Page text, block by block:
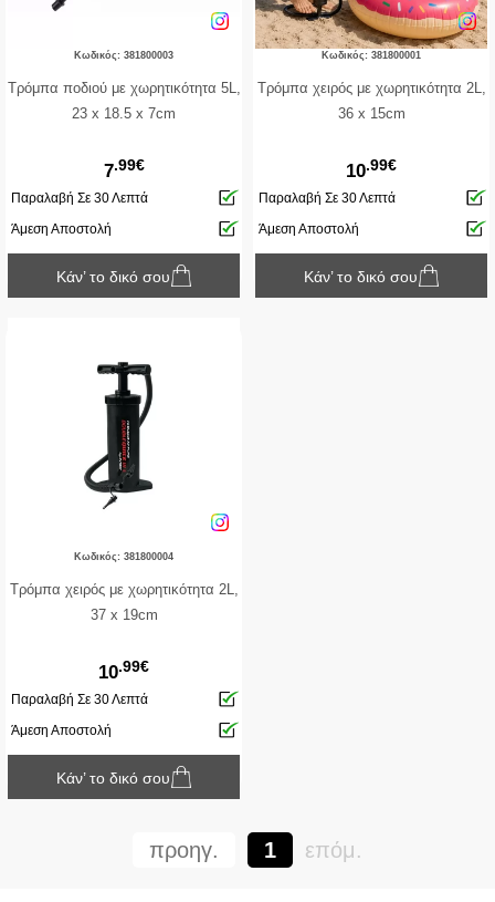
Κωδικός: 381800003
Τρόμπα ποδιού με χωρητικότητα 5L,
23 x 18.5 x 7cm
7.99€
Παραλαβή Σε 30 Λεπτά
Άμεση Αποστολή
Κάν’ το δικό σου
Κωδικός: 381800001
Τρόμπα χειρός με χωρητικότητα 2L,
36 x 15cm
10.99€
Παραλαβή Σε 30 Λεπτά
Άμεση Αποστολή
Κάν’ το δικό σου
Κωδικός: 381800004
Τρόμπα χειρός με χωρητικότητα 2L,
37 x 19cm
10.99€
Παραλαβή Σε 30 Λεπτά
Άμεση Αποστολή
Κάν’ το δικό σου
προηγ. 1 επόμ.